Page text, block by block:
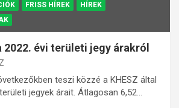
FRISS HÍREK
HÍREK
évi területi jegy árakról
teszi közzé a KHESZ által
jegyek árait. Átlagosan 6,52…